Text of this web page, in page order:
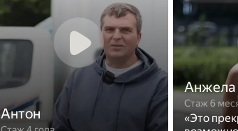
Антон
Анжела
Стаж 6
«Это